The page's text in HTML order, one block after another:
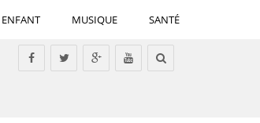
ENFANT MUSIQUE SANTÉ